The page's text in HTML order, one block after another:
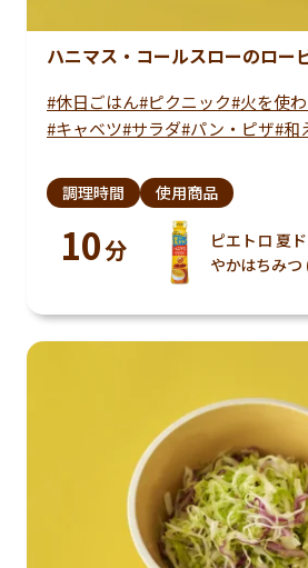
ハニマス・コールスローのロー
休日ごはん ピクニック 火を使
キャベツ サラダ パン・ピザ 和
調理時間
10分
使用商品
ピエトロ 夏
やかはちみつ